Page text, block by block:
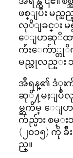
ဖစ္ျပီး မ
လုိျခင္း မ
ေျပာဆုိထာ
က်ဴးေက်ာ္တုိက္
မည္ဟုလည္း
အီရန္၏ ဒံုးက်
ဆုိ႔မႈျပဳလု
မ္ႀကိမ္ ေျပာ
က်ည္မ်ား စမ္
(၂၀၁၅) ကို ခ်ဳိ
ည္။